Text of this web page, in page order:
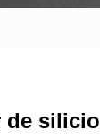
de silicio